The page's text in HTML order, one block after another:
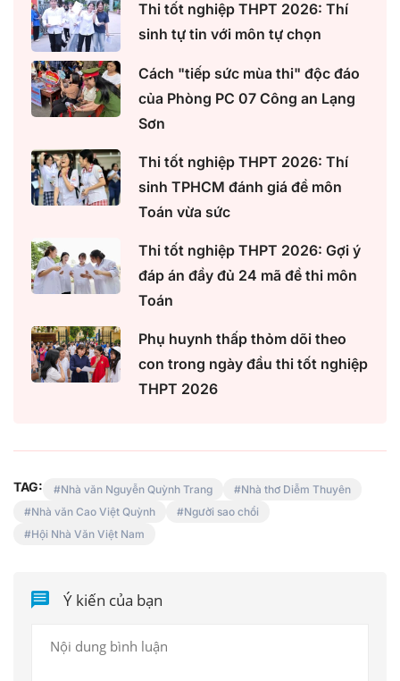
Thi tốt nghiệp THPT 2026: Thí
sinh tự tin với môn tự chọn
Cách "tiếp sức mùa thi" độc đáo
của Phòng PC 07 Công an Lạng
Sơn
Thi tốt nghiệp THPT 2026: Thí
sinh TPHCM đánh giá đề môn
Toán vừa sức
Thi tốt nghiệp THPT 2026: Gợi ý
đáp án đầy đủ 24 mã đề thi môn
Toán
Phụ huynh thấp thỏm dõi theo
con trong ngày đầu thi tốt nghiệp
THPT 2026
TAG: Nhà văn Nguyễn Quỳnh Trang
Nhà thơ Diễm Thuyên
Nhà văn Cao Việt Quỳnh
Người sao chổi
Hội Nhà Văn Việt Nam
Ý kiến của bạn